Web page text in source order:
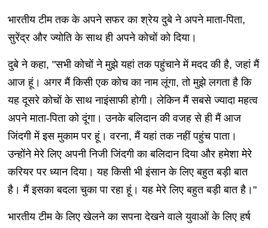
भारतीय टीम तक के अपने सफर का श्रेय दुबे ने अपने माता-पिता,
सुरेंद्र और ज्योति के साथ ही अपने कोचों को दिया।
दुबे ने कहा, "सभी कोचों ने मुझे यहां तक पहुंचाने में मदद की है, जहां मैं
आज हूं। अगर मैं किसी एक कोच का नाम लूंगा, तो मुझे लगता है कि
यह दूसरे कोचों के साथ नाइंसाफी होगी। लेकिन मैं सबसे ज्यादा महत्व
अपने माता-पिता को दूंगा। उनके बलिदान की वजह से ही मैं आज
जिंदगी में इस मुकाम पर हूं। वरना, मैं यहां तक नहीं पहुंच पाता।
उन्होंने मेरे लिए अपनी निजी जिंदगी का बलिदान दिया और हमेशा मेरे
करियर पर ध्यान दिया। यह किसी भी इंसान के लिए बहुत बड़ी बात
है। मैं इसका बदला चुका पा रहा हूं। यह मेरे लिए बहुत बड़ी बात है।"
भारतीय टीम के लिए खेलने का सपना देखने वाले युवाओं के लिए हर्ष